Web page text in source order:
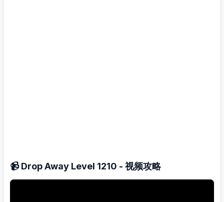
📹 Drop Away Level 1210 - 视频攻略